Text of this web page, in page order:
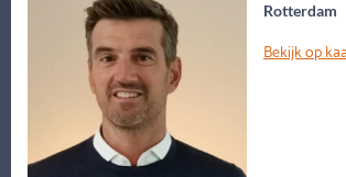
Rotterdam
Bekijk op